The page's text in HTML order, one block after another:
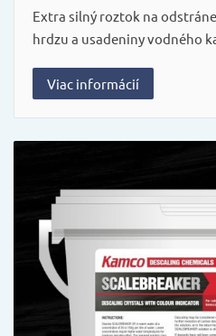
Extra silný roztok na
hrdzu a usadeniny vodného
Viac informácií